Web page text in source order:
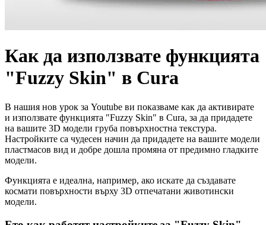
Как да използвате функцията
"Fuzzy Skin" в Cura
В нашия нов урок за Youtube ви показваме как да активирате
и използвате функцията "Fuzzy Skin" в Cura, за да придадете
на вашите 3D модели груба повърхностна текстура.
Настройките са чудесен начин да придадете на вашите модели
пластмасов вид и добре дошла промяна от предимно гладките
модели.
Функцията е идеална, например, ако искате да създавате
космати повърхности върху 3D отпечатани животински
модели.